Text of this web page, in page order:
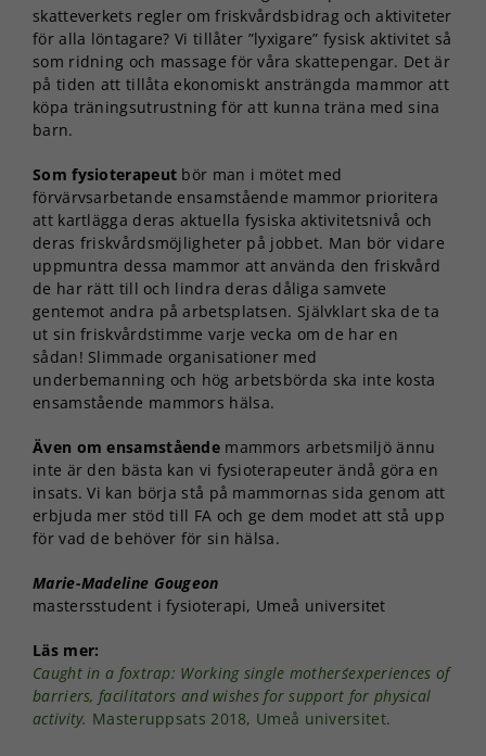
skatteverkets regler om friskvårdsbidrag och aktiviteter
för alla löntagare? Vi tillåter ”lyxigare” fysisk aktivitet så
som ridning och massage för våra skattepengar. Det är
på tiden att tillåta ekonomiskt ansträngda mammor att
köpa träningsutrustning för att kunna träna med sina
barn.
Som fysioterapeut bör man i mötet med
förvärvsarbetande ensamstående mammor prioritera
att kartlägga deras aktuella fysiska aktivitetsnivå och
deras friskvårdsmöjligheter på jobbet. Man bör vidare
uppmuntra dessa mammor att använda den friskvård
de har rätt till och lindra deras dåliga samvete
gentemot andra på arbetsplatsen. Självklart ska de ta
ut sin friskvårdstimme varje vecka om de har en
sådan! Slimmade organisationer med
underbemanning och hög arbetsbörda ska inte kosta
ensamstående mammors hälsa.
Även om ensamstående mammors arbetsmiljö ännu
inte är den bästa kan vi fysioterapeuter ändå göra en
insats. Vi kan börja stå på mammornas sida genom att
erbjuda mer stöd till FA och ge dem modet att stå upp
för vad de behöver för sin hälsa.
Marie-Madeline Gougeon
mastersstudent i fysioterapi, Umeå universitet
Läs mer:
Caught in a foxtrap: Working single mothers´experiences of
barriers, facilitators and wishes for support for physical
activity. Masteruppsats 2018, Umeå universitet.